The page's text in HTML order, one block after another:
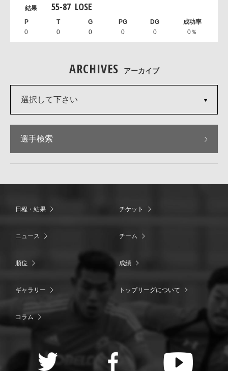
55-87 LOSE
0 0 0 0 0 0％
ARCHIVES アーカイブ
選択して下さい
選手検索
日程・結果 チケット
ニュース チーム
順位 成績
ギャラリー トップリーグについて
コラム